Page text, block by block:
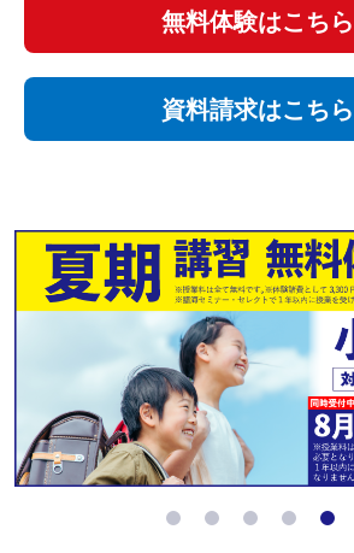
無料体験はこちら
資料請求はこちら